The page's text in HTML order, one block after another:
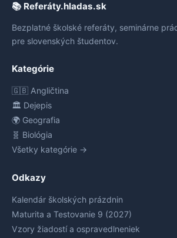
📚 Referáty.hladas.sk
Bezplatné školské referáty, seminárne
pre slovenských študentov.
Kategórie
🇬🇧 Angličtina
🏛️ Dejepis
🌍 Geografia
🧬 Biológia
Všetky kategórie →
Odkazy
Kalendár školských prázdnin
Maturita a Testovanie 9 (2027)
Vzory žiadostí a ospravedlneniek